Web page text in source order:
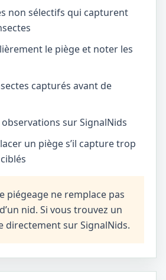
non sélectifs qui capturent
le piège et noter les
capturés avant de
sur SignalNids
un piège s’il capture trop
piégeage ne remplace pas
nid. Si vous trouvez un
directement sur SignalNids.